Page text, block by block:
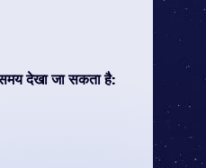
देखा जा सकता है: